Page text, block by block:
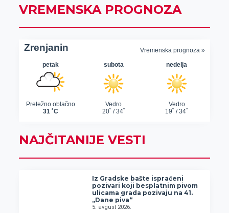
VREMENSKA PROGNOZA
NAJČITANIJE VESTI
Iz Gradske bašte ispraćeni
pozivari koji besplatnim pivom
ulicama grada pozivaju na 41.
„Dane piva“
5. avgust 2026.